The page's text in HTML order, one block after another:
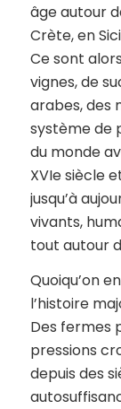
âge autour
Crète, en
Ce sont
vignes, de
arabes, des
système de
du monde
XVIe siècle
jusqu’à
vivants,
tout autour
Quoiqu’on
l’histoire
Des fermes
pressions
depuis des